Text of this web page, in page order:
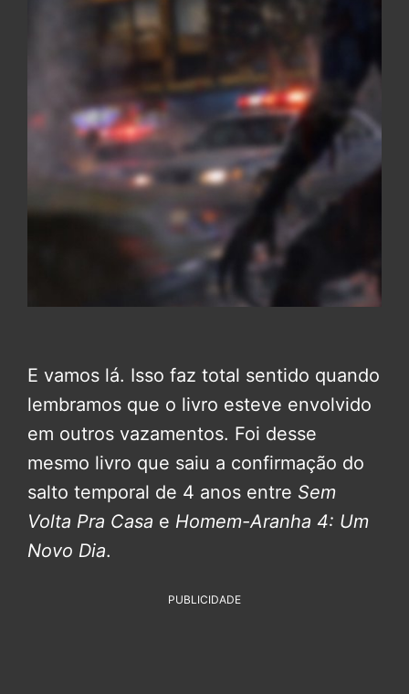
E vamos lá. Isso faz total sentido quando
lembramos que o livro esteve envolvido
em outros vazamentos. Foi desse
mesmo livro que saiu a confirmação do
salto temporal de 4 anos entre Sem
Volta Pra Casa e Homem-Aranha 4: Um
Novo Dia.
PUBLICIDADE